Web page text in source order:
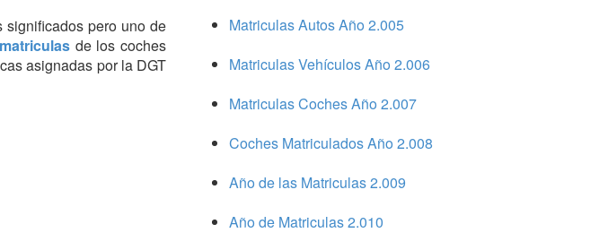
significados pero uno de
de los coches
asignadas por la DGT
Matriculas Autos Año 2.005
Matriculas Vehículos Año 2.006
Matriculas Coches Año 2.007
Coches Matriculados Año 2.008
Año de las Matriculas 2.009
Año de Matriculas 2.010